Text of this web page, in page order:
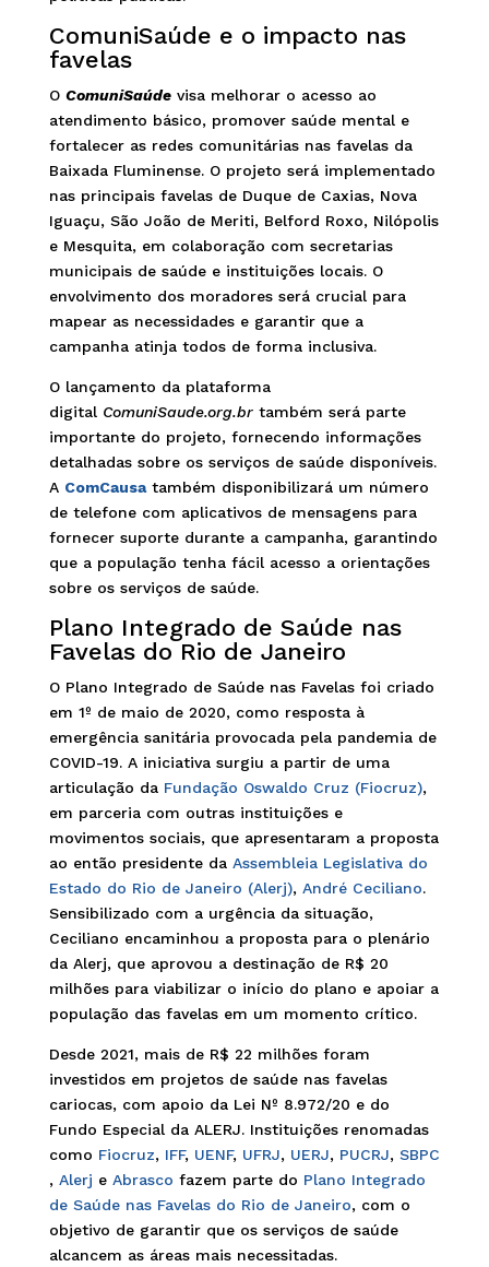
ComuniSaúde e o impacto nas
favelas
O ComuniSaúdevisa melhorar o acesso ao
atendimento básico, promover saúde mental e
fortalecer as redes comunitárias nas favelas da
Baixada Fluminense. O projeto será implementado
nas principais favelas de Duque de Caxias, Nova
Iguaçu, São João de Meriti, Belford Roxo, Nilópolis
e Mesquita, em colaboração com secretarias
municipais de saúde e instituições locais. O
envolvimento dos moradores será crucial para
mapear as necessidades e garantir que a
campanha atinja todos de forma inclusiva.
O lançamento da plataforma
digital ComuniSaude.org.brtambém será parte
importante do projeto, fornecendo informações
detalhadas sobre os serviços de saúde disponíveis.
A ComCausatambém disponibilizará um número
de telefone com aplicativos de mensagens para
fornecer suporte durante a campanha, garantindo
que a população tenha fácil acesso a orientações
sobre os serviços de saúde.
Plano Integrado de Saúde nas
Favelas do Rio de Janeiro
O Plano Integrado de Saúde nas Favelas foi criado
em 1º de maio de 2020, como resposta à
emergência sanitária provocada pela pandemia de
COVID-19. A iniciativa surgiu a partir de uma
articulação da Fundação Oswaldo Cruz (Fiocruz),
em parceria com outras instituições e
movimentos sociais, que apresentaram a proposta
ao então presidente da Assembleia Legislativa do
Estado do Rio de Janeiro (Alerj), André Ceciliano.
Sensibilizado com a urgência da situação,
Ceciliano encaminhou a proposta para o plenário
da Alerj, que aprovou a destinação de R$ 20
milhões para viabilizar o início do plano e apoiar a
população das favelas em um momento crítico.
Desde 2021, mais de R$ 22 milhões foram
investidos em projetos de saúde nas favelas
cariocas, com apoio da Lei Nº 8.972/20 e do
Fundo Especial da ALERJ. Instituições renomadas
como Fiocruz, IFF, UENF, UFRJ, UERJ, PUCRJ, SBPC
, Alerj e Abrasco fazem parte do Plano Integrado
de Saúde nas Favelas do Rio de Janeiro, com o
objetivo de garantir que os serviços de saúde
alcancem as áreas mais necessitadas.